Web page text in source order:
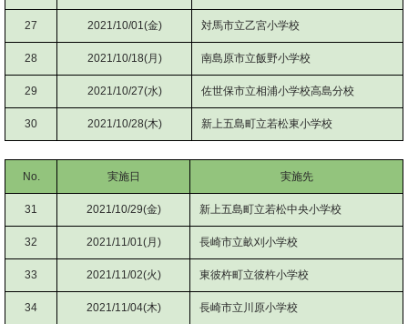
27 2021/10/01(金) 対馬市立乙宮小学校
28 2021/10/18(月) 南島原市立飯野小学校
29 2021/10/27(水) 佐世保市立相浦小学校高島分校
30 2021/10/28(木) 新上五島町立若松東小学校
No. 実施日 実施先
31 2021/10/29(金) 新上五島町立若松中央小学校
32 2021/11/01(月) 長崎市立畝刈小学校
33 2021/11/02(火) 東彼杵町立彼杵小学校
34 2021/11/04(木) 長崎市立川原小学校